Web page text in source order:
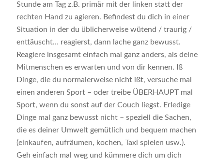
Stunde am Tag z.B. primär mit der linken statt der
rechten Hand zu agieren. Befindest du dich in einer
Situation in der du üblicherweise wütend / traurig /
enttäuscht… reagierst, dann lache ganz bewusst.
Reagiere insgesamt einfach mal ganz anders, als deine
Mitmenschen es erwarten und von dir kennen. Iß
Dinge, die du normalerweise nicht ißt, versuche mal
einen anderen Sport – oder treibe ÜBERHAUPT mal
Sport, wenn du sonst auf der Couch liegst. Erledige
Dinge mal ganz bewusst nicht – speziell die Sachen,
die es deiner Umwelt gemütlich und bequem machen
(einkaufen, aufräumen, kochen, Taxi spielen usw.).
Geh einfach mal weg und kümmere dich um dich